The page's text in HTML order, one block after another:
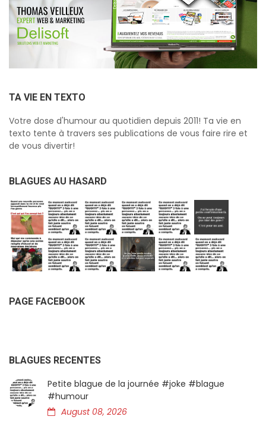
TA VIE EN TEXTO
Votre dose d'humour au quotidien depuis 2011! Ta vie en
texto tente à travers ses publications de vous faire rire et
de vous divertir!
BLAGUES AU HASARD
PAGE FACEBOOK
BLAGUES RECENTES
Petite blague de la journée #joke #blague
#humour
August 08, 2026